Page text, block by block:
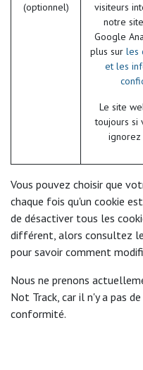
(optionnel)
visiteurs
notre
Google
plus sur les
et les
Le site
toujours si
ignorez
Vous pouvez choisir que
chaque fois qu'un cookie
de désactiver tous les
différent, alors consultez
pour savoir comment
Nous ne prenons
Not Track, car il n'y a pas
conformité.